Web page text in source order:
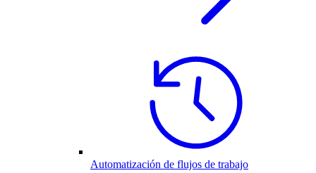
Automatización de flujos de trabajo